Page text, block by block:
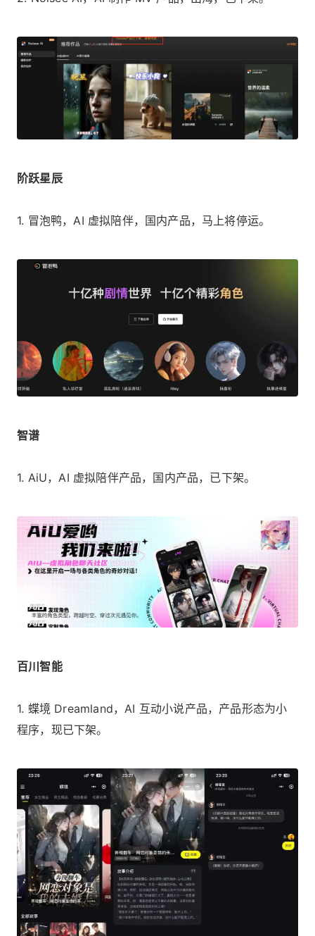
阶跃星辰
1. 冒泡鸭，AI 虚拟陪伴，国内产品，马上将停运。
智谱
1. AiU，AI 虚拟陪伴产品，国内产品，已下架。
百川智能
1. 蝶境 Dreamland，AI 互动小说产品，产品形态为小
程序，现已下架。